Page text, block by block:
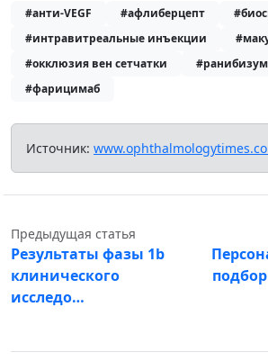
#анти-VEGF #афлиберцепт
#интравитреальные инъекции
#окклюзия вен сетчатки
#фарицимаб
Источник:
Предыдущая статья
Результаты фазы 1b
клинического
исследо…